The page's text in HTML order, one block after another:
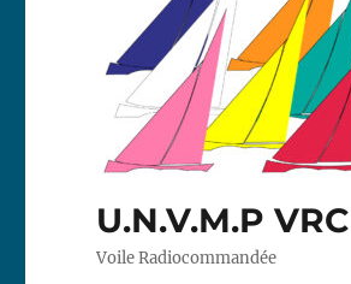
U.N.V.M.P
Voile Radiocommandée